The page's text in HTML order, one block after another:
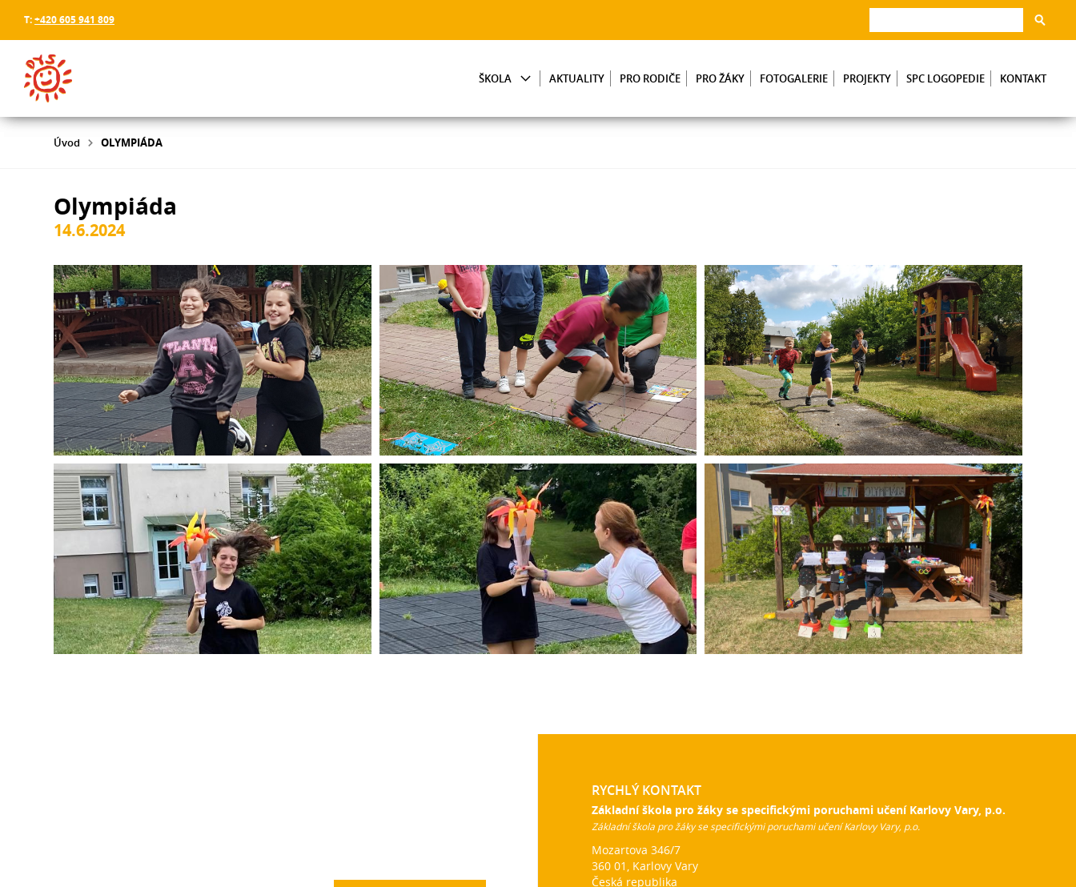
T:+420 605 941 809
ŠKOLA AKTUALITY PRO RODIČE PRO ŽÁKY FOTOGALERIE PROJEKTY SPC LOGOPEDIE KONTAKT
Úvod OLYMPIÁDA
Olympiáda
14.6.2024
RYCHLÝ KONTAKT
Základní škola pro žáky se specifickými poruchami učení Karlovy Vary, p.o.
Základní škola pro žáky se specifickými poruchami učení Karlovy Vary, p.o.
Mozartova 346/7
360 01, Karlovy Vary
Česká republika